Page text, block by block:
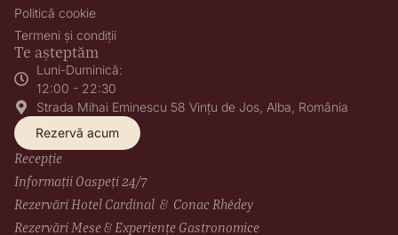
Politică cookie
Termeni și condiții
Te așteptăm
Luni-Duminică:
12:00 - 22:30
Strada Mihai Eminescu 58 Vințu de Jos, Alba, România
Rezervă acum
Recepție
Informații Oaspeți 24/7
Rezervări Hotel Cardinal & Conac Rhédey
Rezervări Mese & Experiențe Gastronomice